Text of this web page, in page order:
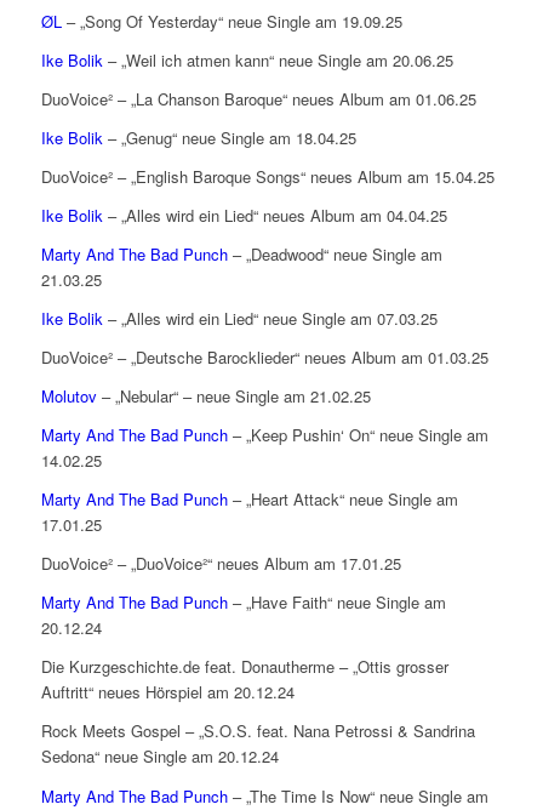
ØL – „Song Of Yesterday“ neue Single am 19.09.25
Ike Bolik – „Weil ich atmen kann“ neue Single am 20.06.25
DuoVoice² – „La Chanson Baroque“ neues Album am 01.06.25
Ike Bolik– „Genug“ neue Single am 18.04.25
DuoVoice² – „English Baroque Songs“ neues Album am 15.04.25
Ike Bolik– „Alles wird ein Lied“ neues Album am 04.04.25
Marty And The Bad Punch– „Deadwood“ neue Single am
21.03.25
Ike Bolik– „Alles wird ein Lied“ neue Single am 07.03.25
DuoVoice² – „Deutsche Barocklieder“ neues Album am 01.03.25
Molutov – „Nebular“ – neue Single am 21.02.25
Marty And The Bad Punch– „Keep Pushin‘ On“ neue Single am
14.02.25
Marty And The Bad Punch– „Heart Attack“ neue Single am
17.01.25
DuoVoice² – „DuoVoice²“ neues Album am 17.01.25
Marty And The Bad Punch– „Have Faith“ neue Single am
20.12.24
Die Kurzgeschichte.de feat. Donautherme – „Ottis grosser
Auftritt“ neues Hörspiel am 20.12.24
Rock Meets Gospel – „S.O.S. feat. Nana Petrossi & Sandrina
Sedona“ neue Single am 20.12.24
Marty And The Bad Punch– „The Time Is Now“ neue Single am